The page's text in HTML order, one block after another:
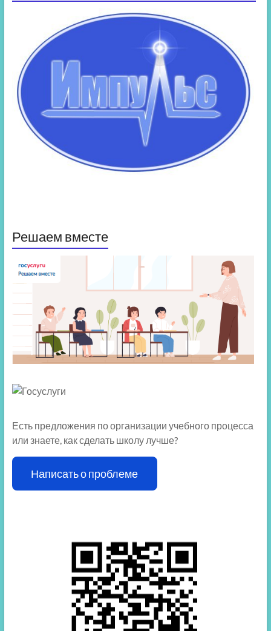
Решаем вместе
Есть предложения по организации учебного процесса
или знаете, как сделать школу лучше?
Написать о проблеме